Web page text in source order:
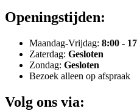
Openingstijden:
Maandag-Vrijdag: 8:00 -
Zaterdag: Gesloten
Zondag: Gesloten
Bezoek alleen op afspraak
Volg ons via: